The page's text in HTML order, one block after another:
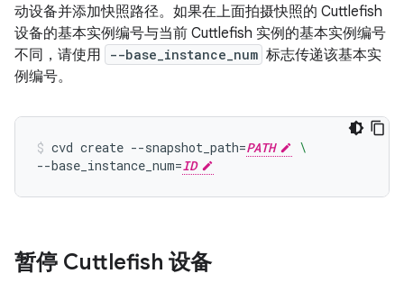
动设备并添加快照路径。如果在上面拍摄快照的 Cuttlefish
设备的基本实例编号与当前 Cuttlefish 实例的基本实例编号
不同，请使用
--base_instance_num 标志传递该基本实
例编号。
cvd create --snapshot_path=PATH
\
--base_instance_num=ID
暂停 Cuttlefish 设备